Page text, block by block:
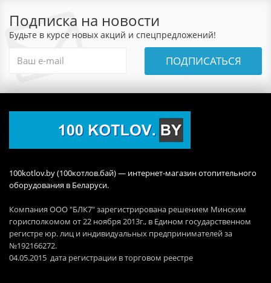
Подписка на новости
Будьте в курсе новых акций и спецпредложений!
ПОДПИСАТЬСЯ
100kotlov.by (100котлов.бай) — интернет-магазин отопительного
оборудования в Беларуси.
Компания ООО "БЛК7" зарегистрирована решением Минским
горисполкомом от 22 ноября 2013г., в Едином государственном
регистре юр. лиц и индивидуальных предпринимателей за
№192166272.
04.05.2015 дата регистрации в торговом реестре